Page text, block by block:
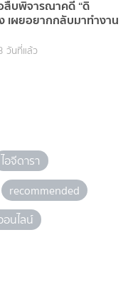
สืบพิจารณาคดี “ดิ
เผยอยากกลับมาทำงาน
วันที่แล้ว
ไอจีดารา
recommended
อนไลน์